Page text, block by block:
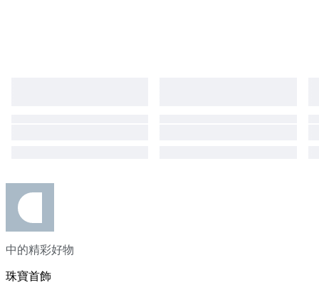
中的精彩好物
珠寶首飾